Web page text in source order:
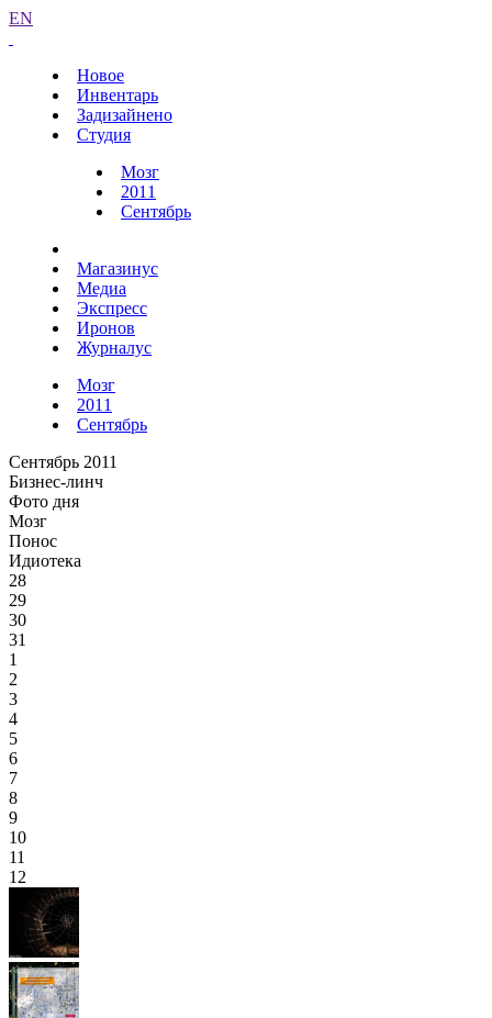
EN
Новое
Инвентарь
Задизайнено
Студия
Мозг
2011
Сентябрь
Магазинус
Медиа
Экспресс
Иронов
Журналус
Мозг
2011
Сентябрь
Сентябрь 2011
Бизнес-линч
Фото дня
Мозг
Понос
Идиотека
28
29
30
31
1
2
3
4
5
6
7
8
9
10
11
12